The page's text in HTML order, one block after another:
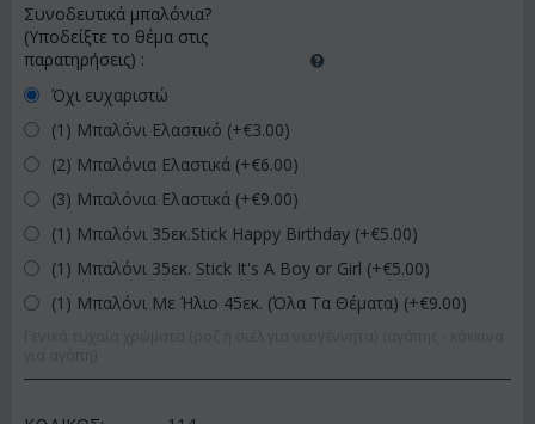
Συνοδευτικά μπαλόνια?
(Υποδείξτε το θέμα στις
παρατηρήσεις) :
Όχι ευχαριστώ
(1) Μπαλόνι Ελαστικό (+€3.00)
(2) Μπαλόνια Ελαστικά (+€6.00)
(3) Μπαλόνια Ελαστικά (+€9.00)
(1) Μπαλόνι 35εκ.Stick Happy Birthday (+€5.00)
(1) Μπαλόνι 35εκ. Stick It's A Boy or Girl (+€5.00)
(1) Μπαλόνι Με Ήλιο 45εκ. (Όλα Τα Θέματα) (+€9.00)